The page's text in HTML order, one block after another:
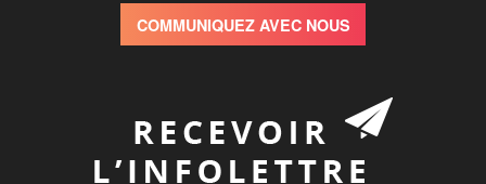
COMMUNIQUEZ AVEC NOUS